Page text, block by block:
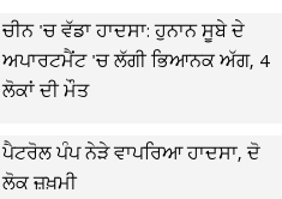
ਚੀਨ 'ਚ ਵੱਡਾ ਹਾਦਸਾ: ਹੁਨਾਨ ਸੂਬੇ ਦੇ
ਅਪਾਰਟਮੈਂਟ 'ਚ ਲੱਗੀ ਭਿਆਨਕ ਅੱਗ, 4
ਲੋਕਾਂ ਦੀ ਮੌਤ
ਪੈਟਰੋਲ ਪੰਪ ਨੇੜੇ ਵਾਪਰਿਆ ਹਾਦਸਾ, ਦੋ
ਲੋਕ ਜ਼ਖ਼ਮੀ